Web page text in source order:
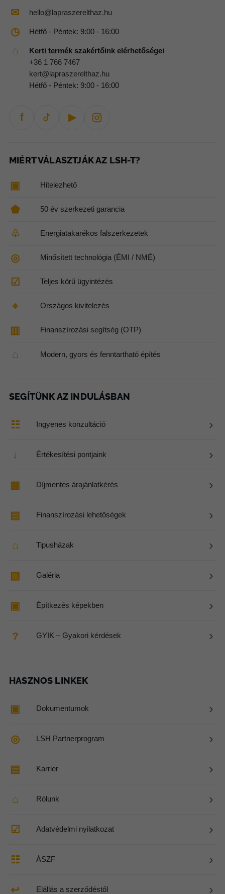
✉ hello@lapraszerelthaz.hu
◷ Hétfő - Péntek: 9:00 - 16:00
⌂
Kerti termék szakértőink elérhetőségei
+36 1 766 7467
kert@lapraszerelthaz.hu
Hétfő - Péntek: 9:00 - 16:00
f ▶
MIÉRT VÁLASZTJÁK AZ LSH-T?
▣ Hitelezhető
⬟ 50 év szerkezeti garancia
♧ Energiatakarékos falszerkezetek
◎ Minősített technológia (ÉMI / NMÉ)
☑ Teljes körű ügyintézés
⌖ Országos kivitelezés
▥ Finanszírozási segítség (OTP)
⌂ Modern, gyors és fenntartható építés
SEGÍTÜNK AZ INDULÁSBAN
☷ Ingyenes konzultáció ›
↓ Értékesítési pontjaink ›
▦ Díjmentes árajánlatkérés ›
▤ Finanszírozási lehetőségek ›
⌂ Tipusházak ›
▧ Galéria ›
▣ Építkezés képekben ›
? GYIK – Gyakori kérdések ›
HASZNOS LINKEK
▣ Dokumentumok ›
◎ LSH Partnerprogram ›
▤ Karrier ›
⌂ Rólunk ›
☑ Adatvédelmi nyilatkozat ›
☷ ÁSZF ›
↩ Elállás a szerződéstől ›